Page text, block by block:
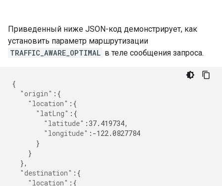
Приведенный ниже JSON-код демонстрирует, как
установить параметр маршрутизации
TRAFFIC_AWARE_OPTIMAL в теле сообщения запроса.
{
"origin" : {
"location" : {
"latLng" : {
"latitude" : 37.419734,
"longitude" :-122.0827784
}
}
},
"destination" : {
"location" : {